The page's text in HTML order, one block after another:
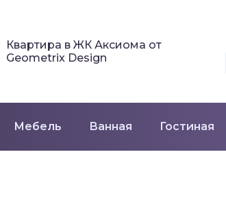
Квартира в ЖК Аксиома от
Geometrix Design
Мебель Ванная Гостиная